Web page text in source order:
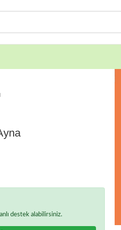
destek alabilirsiniz.